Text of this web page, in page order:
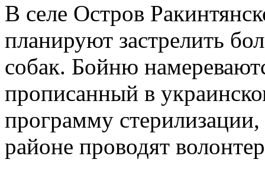
В селе Остров
планируют застрелить
собак. Бойню
прописанный в
программу
районе проводят